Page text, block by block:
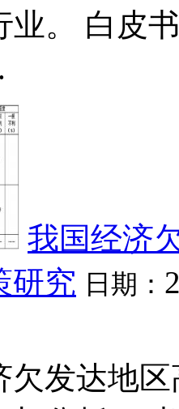
业。 白皮
我国经济
研究 日期：
欠发达地